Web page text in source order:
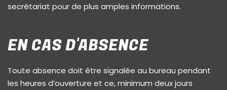
secrétariat pour de plus amples informations.
EN CAS D'ABSENCE
Toute absence doit être signalée au bureau pendant
les heures d’ouverture et ce, minimum deux jours